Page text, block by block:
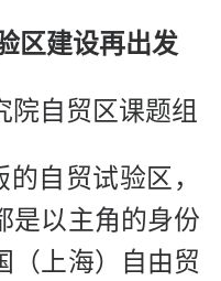
区建设再出发
院自贸区课题组
自贸试验区，
是以主角的身份
（上海）自由贸